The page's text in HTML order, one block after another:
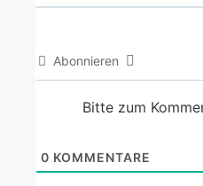
Abonnieren
Bitte zum
0 KOMMENTARE